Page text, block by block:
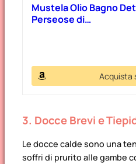
Mustela Olio Bagno
Perseose di…
Acquista
3. Docce Brevi e
Le docce calde sono una
soffri di prurito alle gambe